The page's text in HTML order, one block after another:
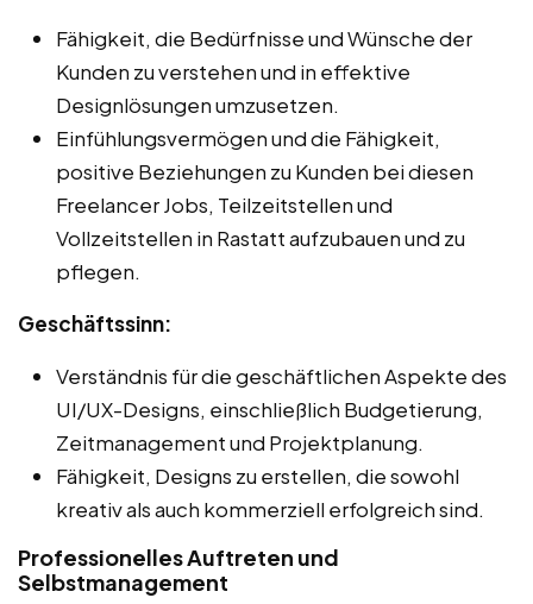
Fähigkeit, die Bedürfnisse und Wünsche der
Kunden zu verstehen und in effektive
Designlösungen umzusetzen.
Einfühlungsvermögen und die Fähigkeit,
positive Beziehungen zu Kunden bei diesen
Freelancer Jobs, Teilzeitstellen und
Vollzeitstellen in Rastatt aufzubauen und zu
pflegen.
Geschäftssinn:
Verständnis für die geschäftlichen Aspekte des
UI/UX-Designs, einschließlich Budgetierung,
Zeitmanagement und Projektplanung.
Fähigkeit, Designs zu erstellen, die sowohl
kreativ als auch kommerziell erfolgreich sind.
Professionelles Auftreten und
Selbstmanagement